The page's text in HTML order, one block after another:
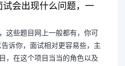
会出现什么问题，一
这些题目网上一般都有，你可
诉你，面试相对更容易些，主
，在这个项目当当的角色以及